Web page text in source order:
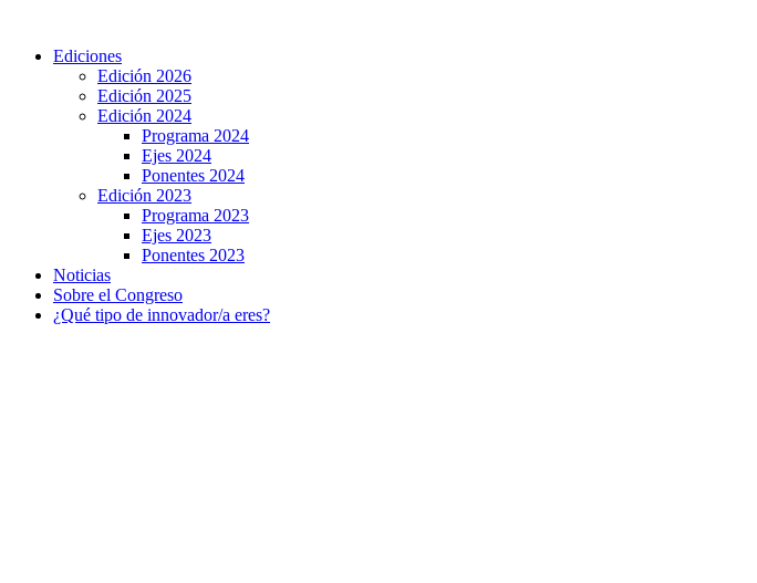
contenidoEdiciones
Edición 2026
Edición 2025
Edición 2024
Programa 2024
Ejes 2024
Ponentes 2024
Edición 2023
Programa 2023
Ejes 2023
Ponentes 2023
Noticias
Sobre el Congreso
¿Qué tipo de innovador/a eres?